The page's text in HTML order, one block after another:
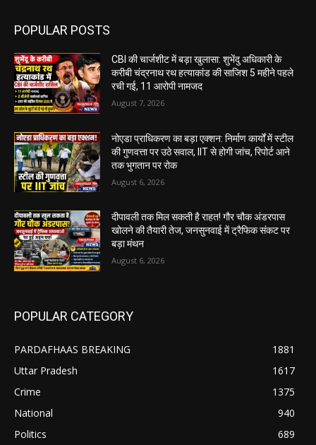
POPULAR POSTS
CBI की चार्जशीट में बड़ा खुलासा: शुभेंदु अधिकारी के
करीबी चंद्रनाथ रथ हत्याकांड की साजिश 5 महीने पहले
रची गई, 11 आरोपी नामजद
August 7, 2026
नोएडा प्राधिकरण का बड़ा एक्शन: निर्माण कार्यों में स्टील
की गुणवत्ता पर उठे सवाल, IIT से होगी जांच, रिपोर्ट आने
तक भुगतान पर रोक
August 6, 2026
दीपावली तक मिल सकती है राहत! गौर चौक अंडरपास
खोलने की तैयारी तेज, जनसुनवाई में ट्रैफिक संकट पर
बड़ा मंथन
August 6, 2026
POPULAR CATEGORY
PARDAFHAAS BREAKING
1881
Uttar Pradesh
1617
Crime
1375
National
940
Politics
689